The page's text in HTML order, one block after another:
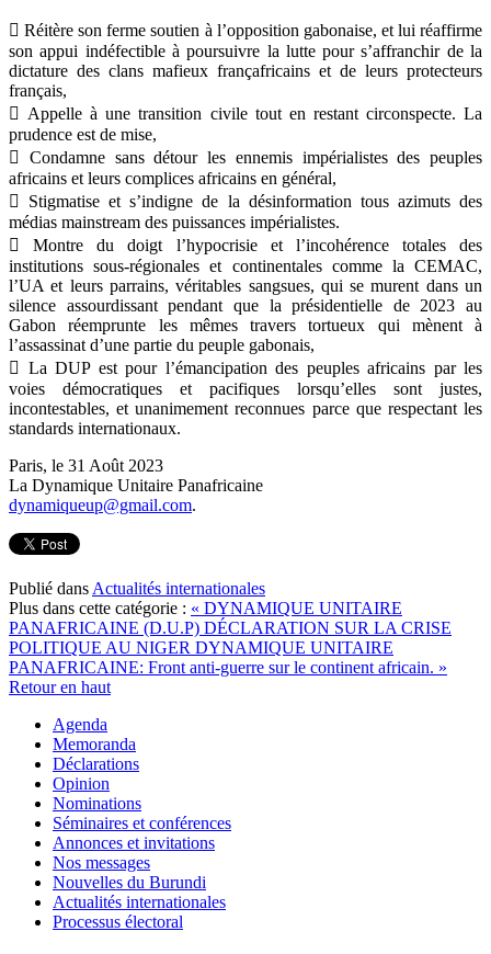
 Réitère son ferme soutien à l’opposition gabonaise, et lui réaffirme
son appui indéfectible à poursuivre la lutte pour s’affranchir de la
dictature des clans mafieux françafricains et de leurs protecteurs
français,
 Appelle à une transition civile tout en restant circonspecte. La
prudence est de mise,
 Condamne sans détour les ennemis impérialistes des peuples
africains et leurs complices africains en général,
 Stigmatise et s’indigne de la désinformation tous azimuts des
médias mainstream des puissances impérialistes.
 Montre du doigt l’hypocrisie et l’incohérence totales des
institutions sous-régionales et continentales comme la CEMAC,
l’UA et leurs parrains, véritables sangsues, qui se murent dans un
silence assourdissant pendant que la présidentielle de 2023 au
Gabon réemprunte les mêmes travers tortueux qui mènent à
l’assassinat d’une partie du peuple gabonais,
 La DUP est pour l’émancipation des peuples africains par les
voies démocratiques et pacifiques lorsqu’elles sont justes,
incontestables, et unanimement reconnues parce que respectant les
standards internationaux.
Paris, le 31 Août 2023
La Dynamique Unitaire Panafricaine
dynamiqueup@gmail.com.
Publié dans Actualités internationales
Plus dans cette catégorie : « DYNAMIQUE UNITAIRE
PANAFRICAINE (D.U.P) DÉCLARATION SUR LA CRISE
POLITIQUE AU NIGER DYNAMIQUE UNITAIRE
PANAFRICAINE: Front anti-guerre sur le continent africain. »
Retour en haut
Agenda
Memoranda
Déclarations
Opinion
Nominations
Séminaires et conférences
Annonces et invitations
Nos messages
Nouvelles du Burundi
Actualités internationales
Processus électoral